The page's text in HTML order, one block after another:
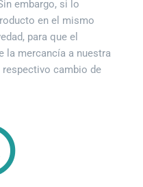
embargo, si lo
en el mismo
para que el
la mercancía a nuestra
cambio de